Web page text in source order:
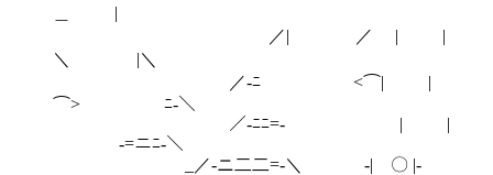
＿ |
／| ／ | |
＼ |＼
／‐ﾆ <⌒| |
⌒> ﾆ‐＼
／‐ﾆﾆ=‐ | |
‐=ニﾆ‐＼
_／‐ニ二二=‐＼ -| 〇 |-